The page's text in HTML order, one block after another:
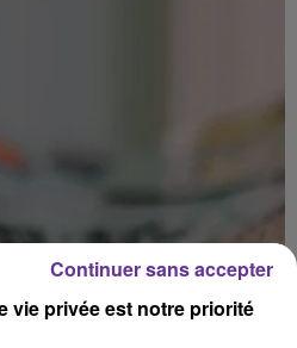
vie privée est notre priorité
Continuer sans accepter